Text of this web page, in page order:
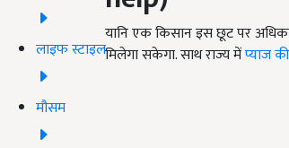
लाइफ स्टाइल
मौसम
यानि एक किसान इस छूट पर
मिलेगा सकेगा. साथ राज्य मेंप्याज